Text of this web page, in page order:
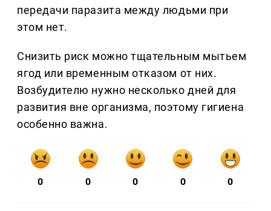
передачи паразита между людьми при
этом нет.
Снизить риск можно тщательным мытьем
ягод или временным отказом от них.
Возбудителю нужно несколько дней для
развития вне организма, поэтому гигиена
особенно важна.
0 0 0 0 0